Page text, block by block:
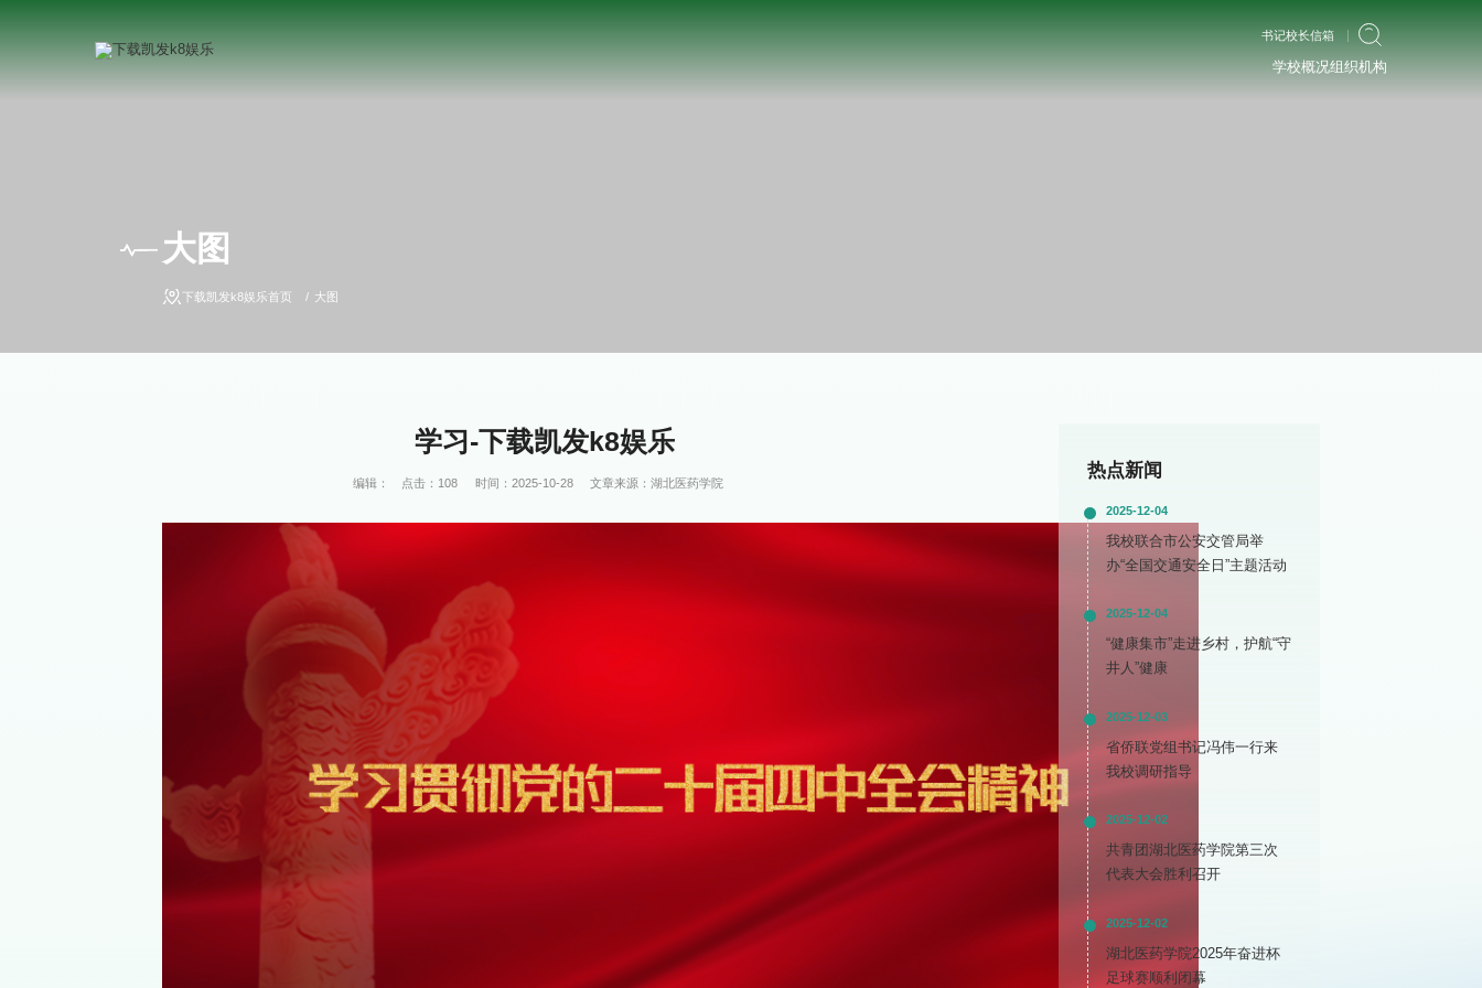
书记校长信箱
学校概况组织机构
大图
下载凯发k8娱乐首页 大图
学习-下载凯发k8娱乐
编辑： 点击： 108 时间：2025-10-28 文章来源：湖北医药学院
热点新闻
2025-12-04
我校联合市公安交管局举
办“全国交通安全日”主题活动
2025-12-04
“健康集市”走进乡村，护航“守
井人”健康
2025-12-03
省侨联党组书记冯伟一行来
我校调研指导
2025-12-02
共青团湖北医药学院第三次
代表大会胜利召开
2025-12-02
湖北医药学院2025年奋进杯
足球赛顺利闭幕